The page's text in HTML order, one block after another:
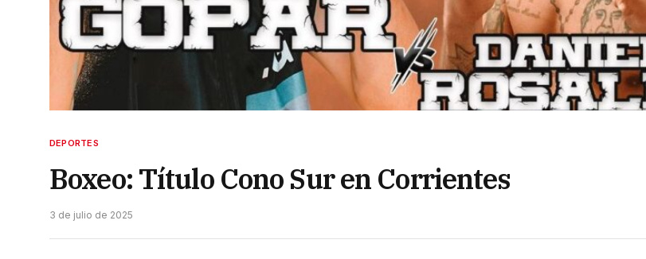
DEPORTES
Boxeo: Título Cono Sur en Corrientes
3 de julio de 2025